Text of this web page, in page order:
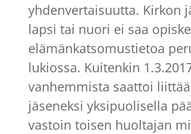
yhdenvertaisuutta. Kirkon
lapsi tai nuori ei saa
elämänkatsomustietoa
lukiossa. Kuitenkin
vanhemmista saattoi
jäseneksi yksipuolisella
vastoin toisen huoltajan